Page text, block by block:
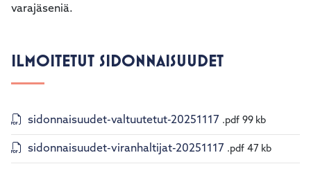
varajäseniä.
ILMOITETUT SIDONNAISUUDET
sidonnaisuudet-valtuutetut-20251117 .pdf 99 kb
sidonnaisuudet-viranhaltijat-20251117 .pdf 47 kb